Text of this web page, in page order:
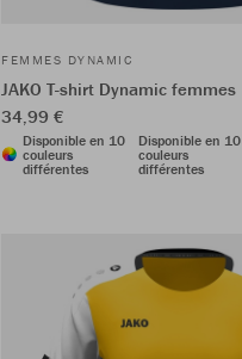
FEMMES DYNAMIC
JAKO T-shirt Dynamic femmes
34,99 €
Disponible en 10
couleurs
différentes
Disponible en 10
couleurs
différentes